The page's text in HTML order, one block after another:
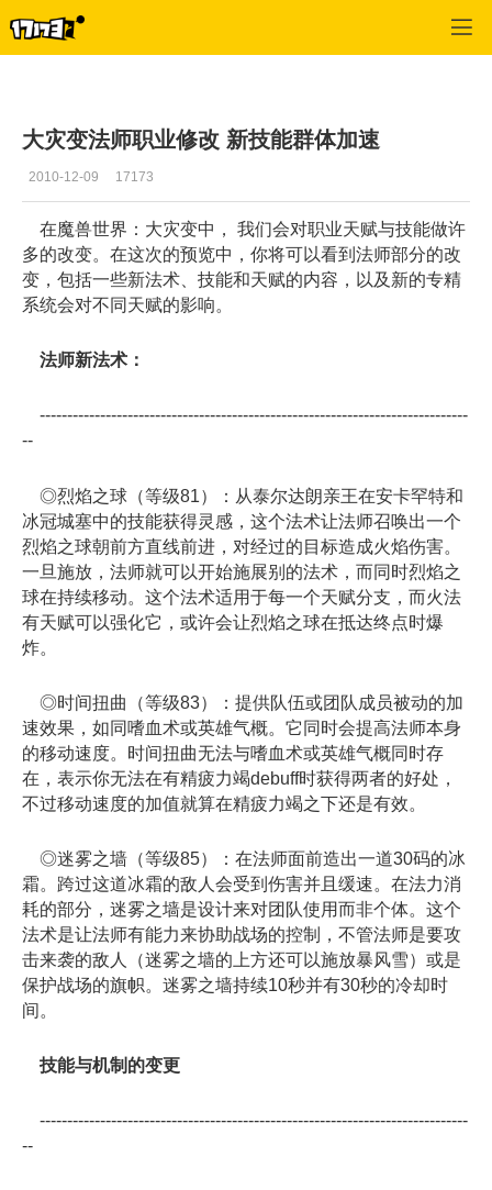
大灾变法师职业修改 新技能群体加速
2010-12-09 17173
在魔兽世界：大灾变中， 我们会对职业天赋与技能做许
多的改变。在这次的预览中，你将可以看到法师部分的改
变，包括一些新法术、技能和天赋的内容，以及新的专精
系统会对不同天赋的影响。
法师新法术：
------------------------------------------------------------------------------
--
◎烈焰之球（等级81）：从泰尔达朗亲王在安卡罕特和
冰冠城塞中的技能获得灵感，这个法术让法师召唤出一个
烈焰之球朝前方直线前进，对经过的目标造成火焰伤害。
一旦施放，法师就可以开始施展别的法术，而同时烈焰之
球在持续移动。这个法术适用于每一个天赋分支，而火法
有天赋可以强化它，或许会让烈焰之球在抵达终点时爆
炸。
◎时间扭曲（等级83）：提供队伍或团队成员被动的加
速效果，如同嗜血术或英雄气概。它同时会提高法师本身
的移动速度。时间扭曲无法与嗜血术或英雄气概同时存
在，表示你无法在有精疲力竭debuff时获得两者的好处，
不过移动速度的加值就算在精疲力竭之下还是有效。
◎迷雾之墙（等级85）：在法师面前造出一道30码的冰
霜。跨过这道冰霜的敌人会受到伤害并且缓速。在法力消
耗的部分，迷雾之墙是设计来对团队使用而非个体。这个
法术是让法师有能力来协助战场的控制，不管法师是要攻
击来袭的敌人（迷雾之墙的上方还可以施放暴风雪）或是
保护战场的旗帜。迷雾之墙持续10秒并有30秒的冷却时
间。
技能与机制的变更
------------------------------------------------------------------------------
--